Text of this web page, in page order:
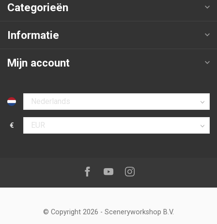
Categorieën
Informatie
Mijn account
Selecteer taal
€
Selecteer valuta
Volg ons op:Facebook
YoutubeInstagram
© Copyright 2026 - Sceneryworkshop B.V.